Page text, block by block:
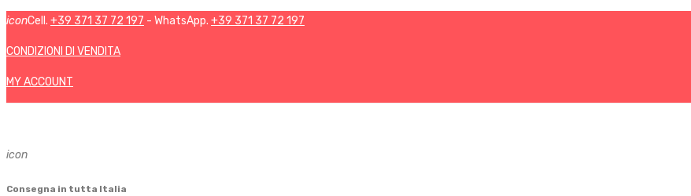
iconCell. +39 371 37 72 197 - WhatsApp. +39 371 37 72 197
CONDIZIONI DI VENDITA
MY ACCOUNT
icon
Consegna in tutta Italia